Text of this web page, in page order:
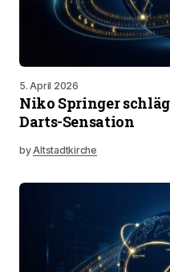
5. April 2026
Niko Springer
Darts-Sensation
byAltstadtkirche